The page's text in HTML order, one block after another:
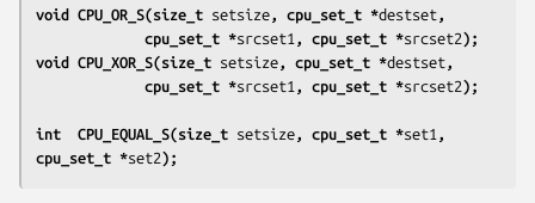
void CPU_OR_S(size_t setsize , cpu_set_t *destset ,
             cpu_set_t *
srcset1 , cpu_set_t *srcset2);
void CPU_XOR_S(size_t setsize , cpu_set_t *destset ,
             cpu_set_t *
srcset1 , cpu_set_t *srcset2);
int  CPU_EQUAL_S(size_t setsize , cpu_set_t *set1 ,
cpu_set_t *set2);